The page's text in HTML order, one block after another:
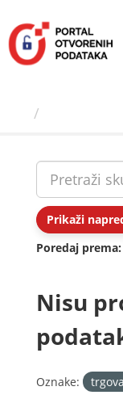
sadržaj
Prikaži
Poredaj prema
Nisu
Oznake: